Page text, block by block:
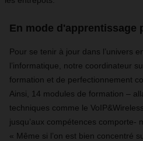
En mode d'apprentissage
Pour se tenir à jour dans l’univers
l’informatique, notre coordinateur
formation et de perfectionnement
Ainsi, 14 modules de formation –
techniques comme le
jusqu’aux compétences comporte-
« Même si l’on est bien concentré